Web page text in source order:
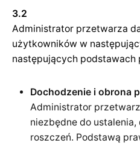
3.2
Administrator przetwarza
użytkowników w
następujących podstawach
Dochodzenie i obrona
Administrator
niezbędne do
roszczeń. Podstawą